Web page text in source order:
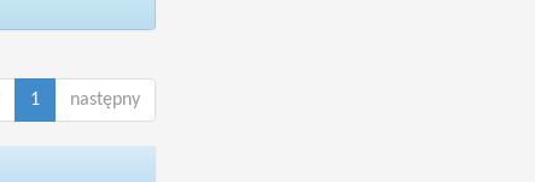
1 następny